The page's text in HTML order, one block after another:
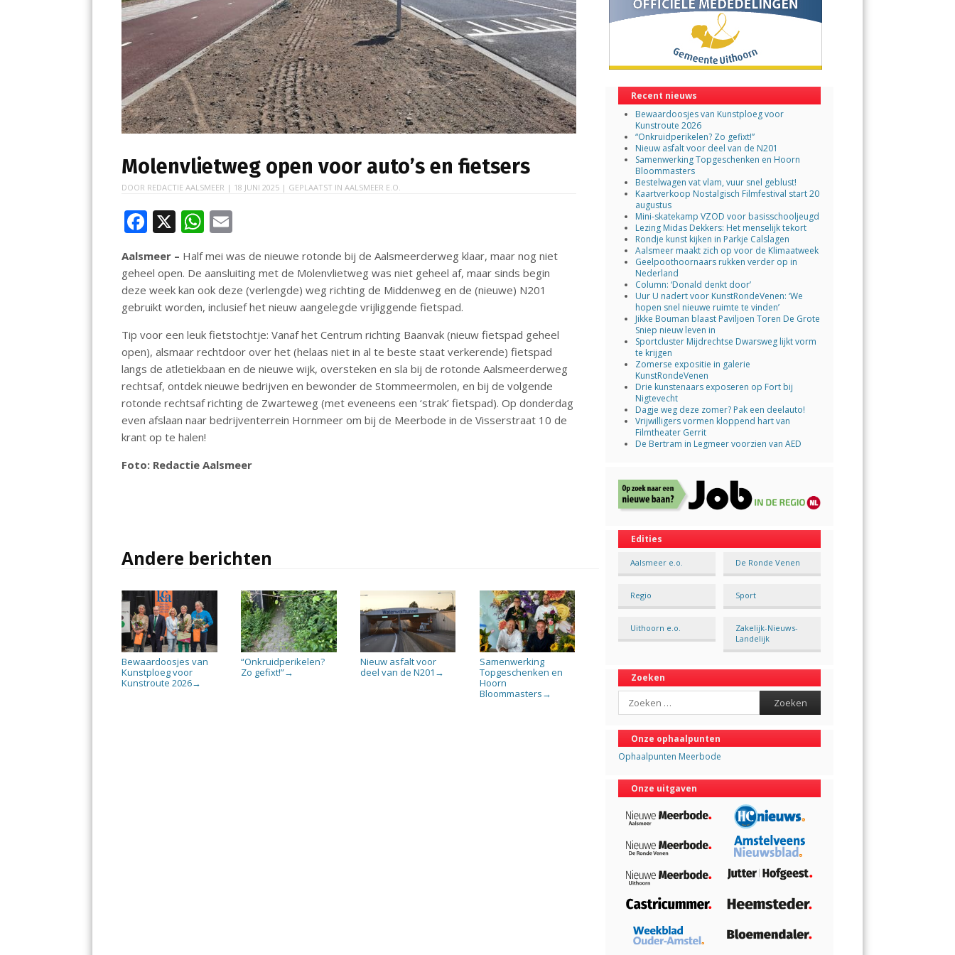
Molenvlietweg open voor auto’s en fietsers
DOOR REDACTIE AALSMEER | 18 JUNI 2025 | GEPLAATST INAALSMEER E.O.
F
ac
e
b
o
o
k
X W
h
at
s
A
p
p
ai
l
Aalsmeer – Half mei was de nieuwe rotonde bij de Aalsmeerderweg klaar, maar nog niet
geheel open. De aansluiting met de Molenvlietweg was niet geheel af, maar sinds begin
deze week kan ook deze (verlengde) weg richting de Middenweg en de (nieuwe) N201
gebruikt worden, inclusief het nieuw aangelegde vrijliggende fietspad.
Tip voor een leuk fietstochtje: Vanaf het Centrum richting Baanvak (nieuw fietspad geheel
open), alsmaar rechtdoor over het (helaas niet in al te beste staat verkerende) fietspad
langs de atletiekbaan en de nieuwe wijk, oversteken en sla bij de rotonde Aalsmeerderweg
rechtsaf, ontdek nieuwe bedrijven en bewonder de Stommeermolen, en bij de volgende
rotonde rechtsaf richting de Zwarteweg (met eveneens een ‘strak’ fietspad). Op donderdag
even afslaan naar bedrijventerrein Hornmeer om bij de Meerbode in de Visserstraat 10 de
krant op te halen!
Foto: Redactie Aalsmeer
Andere berichten
Bewaardoosjes van
Kunstploeg voor
Kunstroute 2026→
“Onkruidperikelen?
Zo gefixt!”→
Nieuw asfalt voor
deel van de N201 →
Samenwerking
Topgeschenken en
Hoorn
Bloommasters →
Recent nieuws
Bewaardoosjes van Kunstploeg voor
Kunstroute 2026
“Onkruidperikelen? Zo gefixt!”
Nieuw asfalt voor deel van de N201
Samenwerking Topgeschenken en Hoorn
Bloommasters
Bestelwagen vat vlam, vuur snel geblust!
Kaartverkoop Nostalgisch Filmfestival start 20
augustus
Mini-skatekamp VZOD voor basisschooljeugd
Lezing Midas Dekkers: Het menselijk tekort
Rondje kunst kijken in Parkje Calslagen
Aalsmeer maakt zich op voor de Klimaatweek
Geelpoothoornaars rukken verder op in
Nederland
Column: ‘Donald denkt door’
Uur U nadert voor KunstRondeVenen: ‘We
hopen snel nieuwe ruimte te vinden’
Jikke Bouman blaast Paviljoen Toren De Grote
Sniep nieuw leven in
Sportcluster Mijdrechtse Dwarsweg lijkt vorm
te krijgen
Zomerse expositie in galerie
KunstRondeVenen
Drie kunstenaars exposeren op Fort bij
Nigtevecht
Dagje weg deze zomer? Pak een deelauto!
Vrijwilligers vormen kloppend hart van
Filmtheater Gerrit
De Bertram in Legmeer voorzien van AED
Edities
Aalsmeer e.o. De Ronde Venen
Regio Sport
Uithoorn e.o.
Zakelijk-Nieuws-
Landelijk
Zoeken
Search
Onze ophaalpunten
Ophaalpunten Meerbode
Onze uitgaven